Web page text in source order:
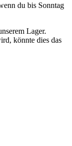
du bis Sonntag
Lager.
könnte dies das